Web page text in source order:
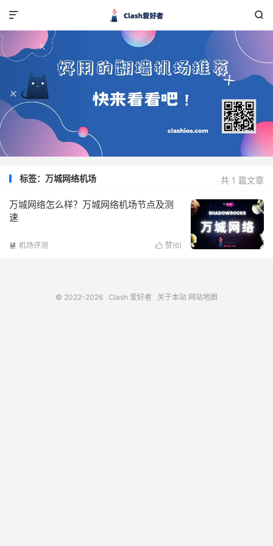


共 1 篇文章
标签：万城网络机场
万城网络怎么样？万城网络机场节点及测
速
 赞(6)
 机场评测
© 2022-2026 Clash 爱好者 关于本站 网站地图